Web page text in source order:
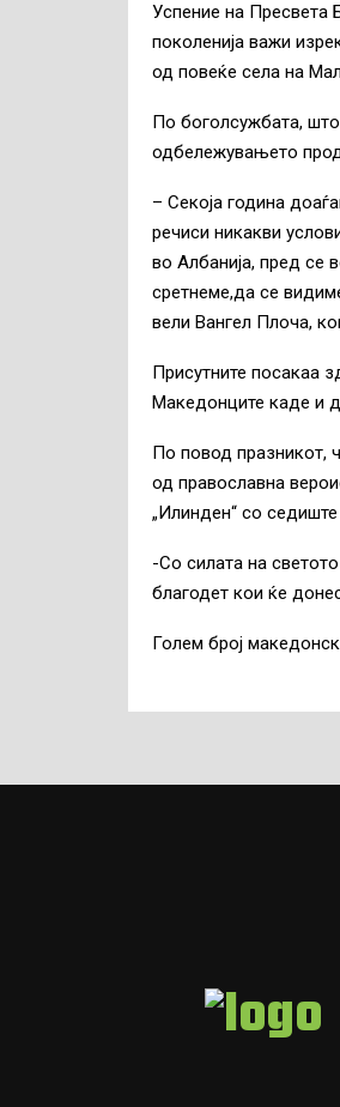
Успение на Пресвета
поколенија важи
од повеќе села на
По боголсужбата,
одбележувањето
– Секоја година
речиси никакви
во Албанија, пред се
сретнеме,да се
вели Вангел Плоча,
Присутните посакаа
Македонците каде и
По повод празникот,
од православна
„Илинден“ со
-Со силата на
благодет кои ќе
Голем број